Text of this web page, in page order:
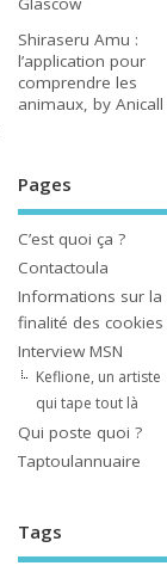
Shiraseru Amu :
l’application pour
comprendre les
animaux, by Anicall
Pages
C’est quoi ça ?
Contactoula
Informations sur la
finalité des cookies
Interview MSN
Keflione, un artiste
qui tape tout là
Qui poste quoi ?
Taptoulannuaire
Tags